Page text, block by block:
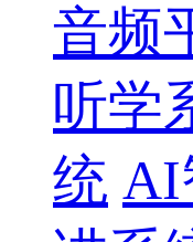
音频
听学
统 AI